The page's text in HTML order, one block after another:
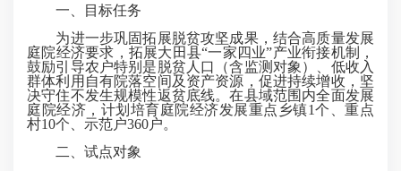
一、目标任务
为进一步巩固拓展脱贫攻坚成果，结合高质量发展
庭院经济要求，拓展大田县“一家四业”产业衔接机制，
鼓励引导农户特别是脱贫人口（含监测对象）、低收入
群体利用自有院落空间及资产资源，促进持续增收，坚
决守住不发生规模性返贫底线。在县域范围内全面发展
庭院经济，计划培育庭院经济发展重点乡镇1个、重点
村10个、示范户360户。
二、试点对象